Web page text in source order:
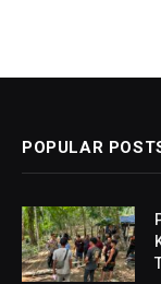
POPULAR